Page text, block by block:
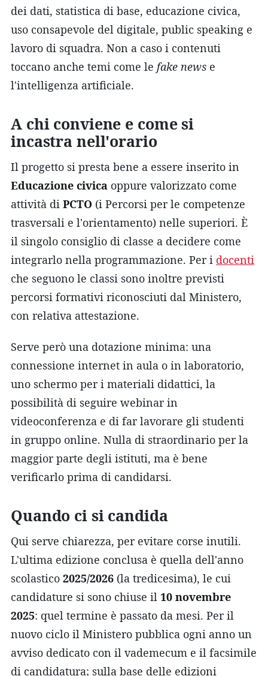
dei dati, statistica di base, educazione civica,
uso consapevole del digitale, public speaking e
lavoro di squadra. Non a caso i contenuti
toccano anche temi come le fake news e
l'intelligenza artificiale.
A chi conviene e come si
incastra nell'orario
Il progetto si presta bene a essere inserito in
Educazione civica oppure valorizzato come
attività di PCTO (i Percorsi per le competenze
trasversali e l'orientamento) nelle superiori. È
il singolo consiglio di classe a decidere come
integrarlo nella programmazione. Per i docenti
che seguono le classi sono inoltre previsti
percorsi formativi riconosciuti dal Ministero,
con relativa attestazione.
Serve però una dotazione minima: una
connessione internet in aula o in laboratorio,
uno schermo per i materiali didattici, la
possibilità di seguire webinar in
videoconferenza e di far lavorare gli studenti
in gruppo online. Nulla di straordinario per la
maggior parte degli istituti, ma è bene
verificarlo prima di candidarsi.
Quando ci si candida
Qui serve chiarezza, per evitare corse inutili.
L'ultima edizione conclusa è quella dell'anno
scolastico 2025/2026 (la tredicesima), le cui
candidature si sono chiuse il 10 novembre
2025: quel termine è passato da mesi. Per il
nuovo ciclo il Ministero pubblica ogni anno un
avviso dedicato con il vademecum e il facsimile
di candidatura; sulla base delle edizioni